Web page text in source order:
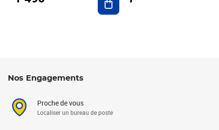
Nos Engagements
Proche de vous
Localiser un bureau de poste